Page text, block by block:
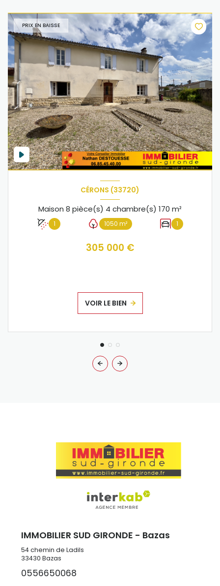
PRIX EN BAISSE
CÉRONS (33720)
Maison 8 pièce(s) 4 chambre(s) 170 m²
1 1050 m² 1
305 000 €
VOIR LE BIEN
IMMOBILIER SUD GIRONDE - Bazas
54 chemin de Ladils
33430 Bazas
0556650068